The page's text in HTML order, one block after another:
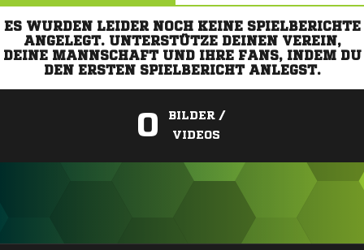
ES WURDEN LEIDER NOCH KEINE SPIELBERICHTE
ANGELEGT. UNTERSTÜTZE DEINEN VEREIN,
DEINE MANNSCHAFT UND IHRE FANS, INDEM DU
DEN ERSTEN SPIELBERICHT ANLEGST.
0
BILDER /
VIDEOS